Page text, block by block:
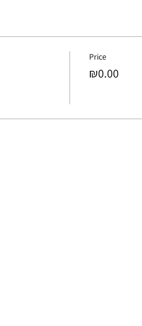
Price
₪0.00